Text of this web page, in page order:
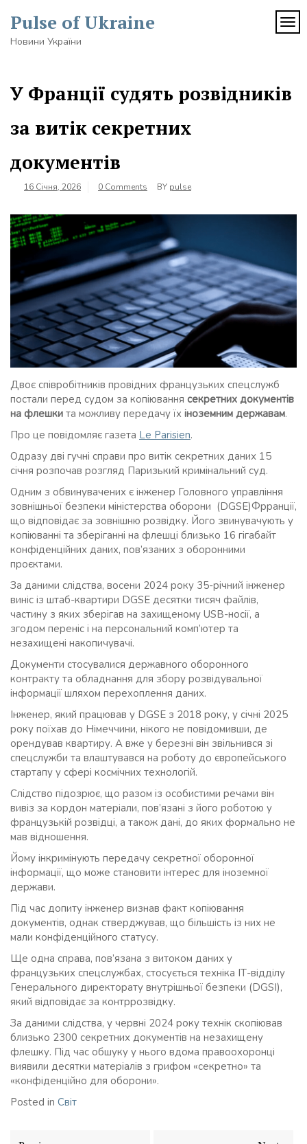
content
Pulse of Ukraine
Новини України
У Франції судять розвідників
за витік секретних
документів
16 Січня, 2026 0 Comments BY pulse
Двоє співробітників провідних французьких спецслужб
постали перед судом за копіювання секретних документів
на флешки та можливу передачу їх іноземним державам.
Про це повідомляє газета Le Parisien.
Одразу дві гучні справи про витік секретних даних 15
січня розпочав розгляд Паризький кримінальний суд.
Одним з обвинувачених є інженер Головного управління
зовнішньої безпеки міністерства оборони (DGSE)Фрранції,
що відповідає за зовнішню розвідку. Його звинувачують у
копіюванні та зберіганні на флешці близько 16 гігабайт
конфіденційних даних, пов’язаних з оборонними
проєктами.
За даними слідства, восени 2024 року 35-річний інженер
виніс із штаб-квартири DGSE десятки тисяч файлів,
частину з яких зберігав на захищеному USB-носії, а
згодом переніс і на персональний комп’ютер та
незахищені накопичувачі.
Документи стосувалися державного оборонного
контракту та обладнання для збору розвідувальної
інформації шляхом перехоплення даних.
Інженер, який працював у DGSE з 2018 року, у січні 2025
року поїхав до Німеччини, нікого не повідомивши, де
орендував квартиру. А вже у березні він звільнився зі
спецслужби та влаштувався на роботу до європейського
стартапу у сфері космічних технологій.
Слідство підозрює, що разом із особистими речами він
вивіз за кордон матеріали, пов’язані з його роботою у
французькій розвідці, а також дані, до яких формально не
мав відношення.
Йому інкримінують передачу секретної оборонної
інформації, що може становити інтерес для іноземної
держави.
Під час допиту інженер визнав факт копіювання
документів, однак стверджував, що більшість із них не
мали конфіденційного статусу.
Ще одна справа, пов’язана з витоком даних у
французьких спецслужбах, стосується техніка ІТ-відділу
Генерального директорату внутрішньої безпеки (DGSI),
який відповідає за контррозвідку.
За даними слідства, у червні 2024 року технік скопіював
близько 2300 секретних документів на незахищену
флешку. Під час обшуку у нього вдома правоохоронці
виявили десятки матеріалів з грифом «секретно» та
«конфіденційно для оборони».
Posted in Світ
Навігація